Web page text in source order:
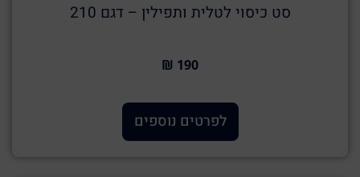
סט כיסוי לטלית ותפילין – דגם 210
190 ₪
לפרטים נוספים